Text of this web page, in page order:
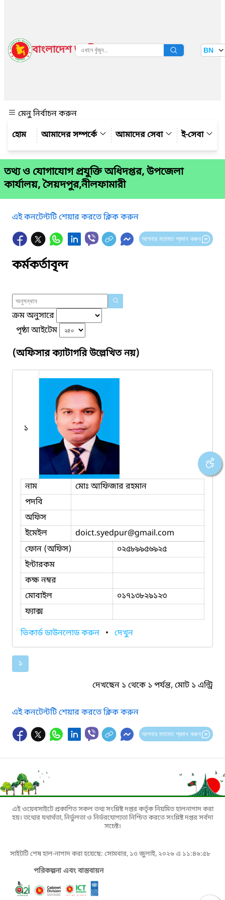
বাংলাদেশ জাতীয় তথ্য বাতায়ন BN
মেনু নির্বাচন করুন
আমাদের সম্পর্কে
আমাদের সেবা ই-সেবা
তথ্য ও যোগাযোগ প্রযুক্তি অধিদপ্তর, উপজেলা
কার্যালয়, সৈয়দপুর,নীলফামারী
এই কনটেন্টটি শেয়ার করতে ক্লিক করুন
আপনার মতামত প্রদান করুন
কর্মকর্তাবৃন্দ
ক্রম অনুসারে
পৃষ্ঠা আইটেম
(অফিসার ক্যাটাগরি উল্লেখিত নয়)
১
নাম
মোঃ আফিজার রহমান
পদবি
অফিস
ইমেইল
doict.syedpur@gmail.com
ফোন (অফিস)
০২৫৮৯৯৫৬৯২৫
ইন্টারকম
কক্ষ নম্বর
মোবাইল
০১৭১৩৮২৯১২৩
ফ্যাক্স
ভিকার্ড ডাউনলোড করুন • দেখুন
১
দেখছেন ১ থেকে ১ পর্যন্ত, মোট ১ এন্ট্রি
এই কনটেন্টটি শেয়ার করতে ক্লিক করুন
আপনার মতামত প্রদান করুন
এই ওয়েবসাইটে প্রকাশিত সকল তথ্য সংশ্লিষ্ট দপ্তর কর্তৃক নিয়মিত হালনাগাদ করা
হয়। তথ্যের যথার্থতা, নির্ভুলতা ও নির্ভরযোগ্যতা নিশ্চিত করতে সংশ্লিষ্ট দপ্তর সর্বদা
সচেষ্ট।
সাইটটি শেষ হাল-নাগাদ করা হয়েছে: সোমবার, ১৩ জুলাই, ২০২৬ এ ১১:৪৬:৫৮
পরিকল্পনা এবং বাস্তবায়ন